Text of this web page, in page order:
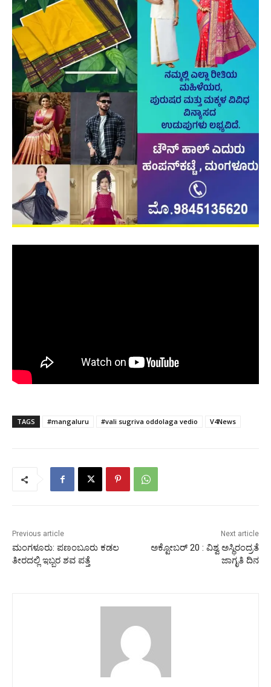
TAGS #mangaluru #vali sugriva oddolaga vedio V4News
Previous article
ಮಂಗಳೂರು: ಪಣಂಬೂರು ಕಡಲ
ತೀರದಲ್ಲಿ ಇಬ್ಬರ ಶವ ಪತ್ತೆ
Next article
ಅಕ್ಟೋಬರ್ 20 : ವಿಶ್ವ ಅಸ್ಥಿರಂದ್ರತೆ
ಜಾಗೃತಿ ದಿನ